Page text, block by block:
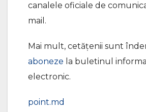
canalele oficiale de
mail.
Mai mult, cetățenii sunt
aboneze la buletinul
electronic.
point.md